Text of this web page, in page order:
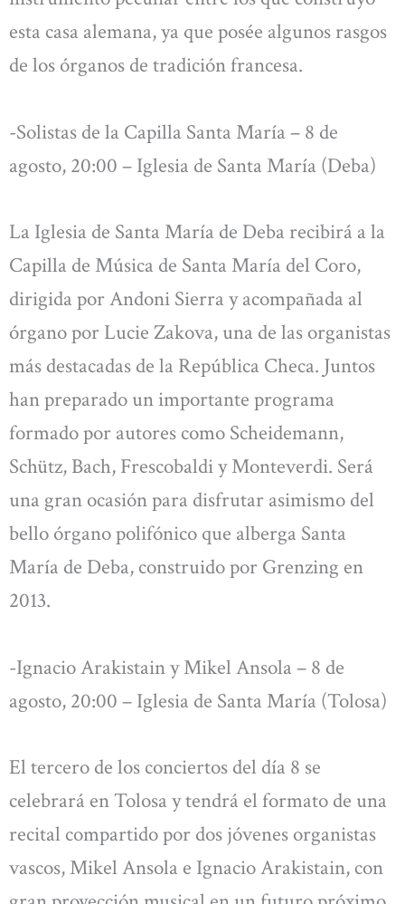
esta casa alemana, ya que posée algunos rasgos
de los órganos de tradición francesa.
-Solistas de la Capilla Santa María – 8 de
agosto, 20:00 – Iglesia de Santa María (Deba)
La Iglesia de Santa María de Deba recibirá a la
Capilla de Música de Santa María del Coro,
dirigida por Andoni Sierra y acompañada al
órgano por Lucie Zakova, una de las organistas
más destacadas de la República Checa. Juntos
han preparado un importante programa
formado por autores como Scheidemann,
Schütz, Bach, Frescobaldi y Monteverdi. Será
una gran ocasión para disfrutar asimismo del
bello órgano polifónico que alberga Santa
María de Deba, construido por Grenzing en
2013.
-Ignacio Arakistain y Mikel Ansola – 8 de
agosto, 20:00 – Iglesia de Santa María (Tolosa)
El tercero de los conciertos del día 8 se
celebrará en Tolosa y tendrá el formato de una
recital compartido por dos jóvenes organistas
vascos, Mikel Ansola e Ignacio Arakistain, con